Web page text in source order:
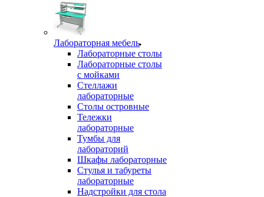
Лабораторная мебель
Лабораторные столы
Лабораторные столы
с мойками
Стеллажи
лабораторные
Столы островные
Тележки
лабораторные
Тумбы для
лабораторий
Шкафы лабораторные
Стулья и табуреты
лабораторные
Надстройки для стола